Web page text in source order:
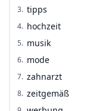
3. tipps
4. hochzeit
5. musik
6. mode
7. zahnarzt
8. zeitgemäß